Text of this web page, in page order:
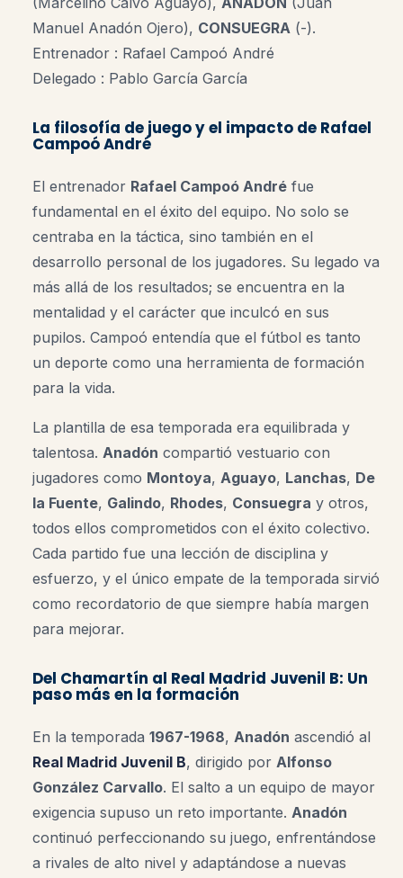
Manuel Anadón Ojero), CONSUEGRA (-).
Entrenador : Rafael Campoó André
Delegado : Pablo García García
La filosofía de juego y el impacto de Rafael
Campoó André
El entrenador Rafael Campoó André fue
fundamental en el éxito del equipo. No solo se
centraba en la táctica, sino también en el
desarrollo personal de los jugadores. Su legado va
más allá de los resultados; se encuentra en la
mentalidad y el carácter que inculcó en sus
pupilos. Campoó entendía que el fútbol es tanto
un deporte como una herramienta de formación
para la vida.
La plantilla de esa temporada era equilibrada y
talentosa. Anadón compartió vestuario con
jugadores como Montoya, Aguayo, Lanchas, De
la Fuente, Galindo, Rhodes, Consuegra y otros,
todos ellos comprometidos con el éxito colectivo.
Cada partido fue una lección de disciplina y
esfuerzo, y el único empate de la temporada sirvió
como recordatorio de que siempre había margen
para mejorar.
Del Chamartín al Real Madrid Juvenil B: Un
paso más en la formación
En la temporada 1967-1968, Anadón ascendió al
Real Madrid Juvenil B, dirigido por Alfonso
González Carvallo. El salto a un equipo de mayor
exigencia supuso un reto importante. Anadón
continuó perfeccionando su juego, enfrentándose
a rivales de alto nivel y adaptándose a nuevas